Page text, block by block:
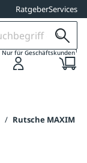
RatgeberServices
Nur für Geschäftskunden1
/ Rutsche MAXIM